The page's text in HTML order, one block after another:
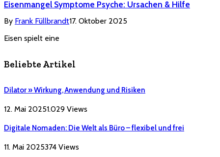
Eisenmangel Symptome Psyche: Ursachen & Hilfe
By Frank Füllbrandt17. Oktober 2025
Eisen spielt eine
Beliebte Artikel
Dilator » Wirkung, Anwendung und Risiken
12. Mai 20251.029 Views
Digitale Nomaden: Die Welt als Büro – flexibel und frei
11. Mai 2025374 Views